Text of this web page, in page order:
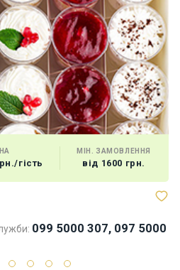
гість
МІН. ЗАМОВЛЕННЯ
від 1600 грн.
099 5000 307, 097 5000